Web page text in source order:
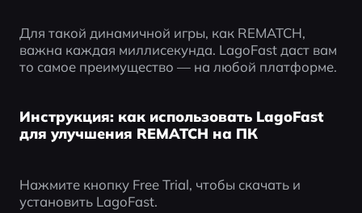
Для такой динамичной игры, как REMATCH,
важна каждая миллисекунда. LagoFast даст вам
то самое преимущество — на любой платформе.
Инструкция: как использовать LagoFast
для улучшения REMATCH на ПК
Нажмите кнопку Free Trial, чтобы скачать и
установить LagoFast.